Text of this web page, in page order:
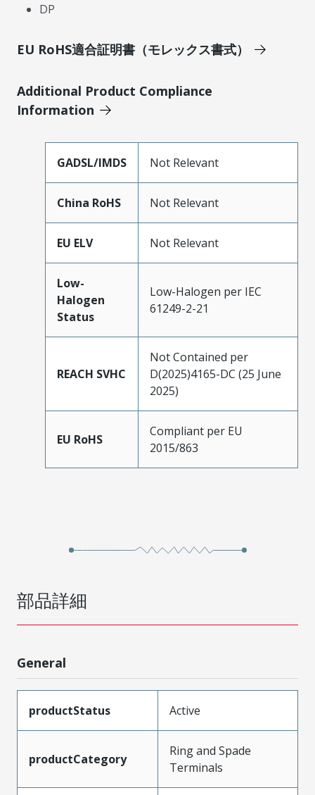
DP
EU RoHS適合証明書（モレックス書式）
Additional Product Compliance
Information
GADSL/IMDS Not Relevant
China RoHS Not Relevant
EU ELV Not Relevant
Low-
Halogen
Status
Low-Halogen per IEC
61249-2-21
REACH SVHC
Not Contained per
D(2025)4165-DC (25 June
2025)
EU RoHS
Compliant per EU
2015/863
部品詳細
General
productStatus Active
productCategory
Ring and Spade
Terminals